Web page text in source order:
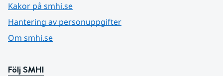
Kakor på smhi.se
Hantering av personuppgifter
Om smhi.se
Följ SMHI